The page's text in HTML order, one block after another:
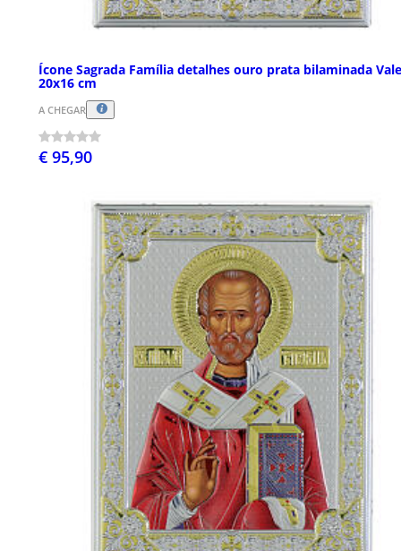
Ícone Sagrada Família detalhes ouro prata bilaminada
20x16 cm
A CHEGAR
€ 95,90